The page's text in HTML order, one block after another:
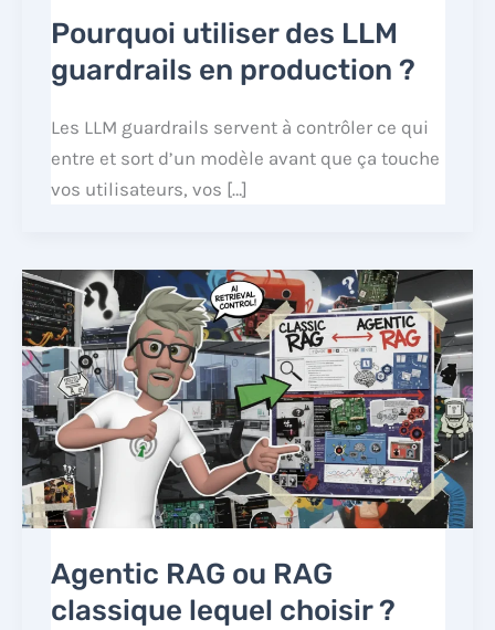
Pourquoi utiliser des LLM
guardrails en production ?
Les LLM guardrails servent à contrôler ce qui
entre et sort d’un modèle avant que ça touche
vos utilisateurs, vos […]
Agentic RAG ou RAG
classique lequel choisir ?